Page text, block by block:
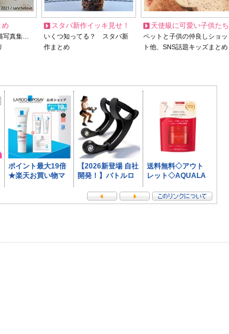
め
写真集…
スタバ新作イッキ見せ！
いくつ知ってる？ スタバ新
作まとめ
天使級に可愛い子供たち
ペットと子供の仲良しショッ
ト他、SNS話題キッズまとめ